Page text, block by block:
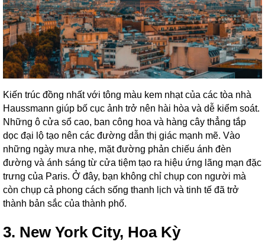
Kiến trúc đồng nhất với tông màu kem nhạt của các tòa nhà
Haussmann giúp bố cục ảnh trở nên hài hòa và dễ kiểm soát.
Những ô cửa sổ cao, ban công hoa và hàng cây thẳng tắp
dọc đại lộ tạo nên các đường dẫn thị giác mạnh mẽ. Vào
những ngày mưa nhẹ, mặt đường phản chiếu ánh đèn
đường và ánh sáng từ cửa tiệm tạo ra hiệu ứng lãng mạn đặc
trưng của Paris. Ở đây, bạn không chỉ chụp con người mà
còn chụp cả phong cách sống thanh lịch và tinh tế đã trở
thành bản sắc của thành phố.
3. New York City, Hoa Kỳ